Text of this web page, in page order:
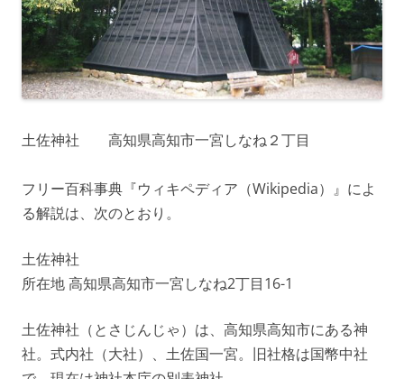
土佐神社 高知県高知市一宮しなね２丁目
フリー百科事典『ウィキペディア（Wikipedia）』によ
る解説は、次のとおり。
土佐神社
所在地 高知県高知市一宮しなね2丁目16-1
土佐神社（とさじんじゃ）は、高知県高知市にある神
社。式内社（大社）、土佐国一宮。旧社格は国幣中社